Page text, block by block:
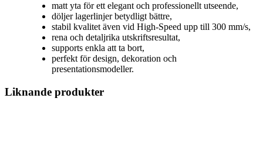
matt yta för ett elegant och professionellt utseende,
döljer lagerlinjer betydligt bättre,
stabil kvalitet även vid High-Speed upp till 300 mm/s,
rena och detaljrika utskriftsresultat,
supports enkla att ta bort,
perfekt för design, dekoration och
presentationsmodeller.
Liknande produkter